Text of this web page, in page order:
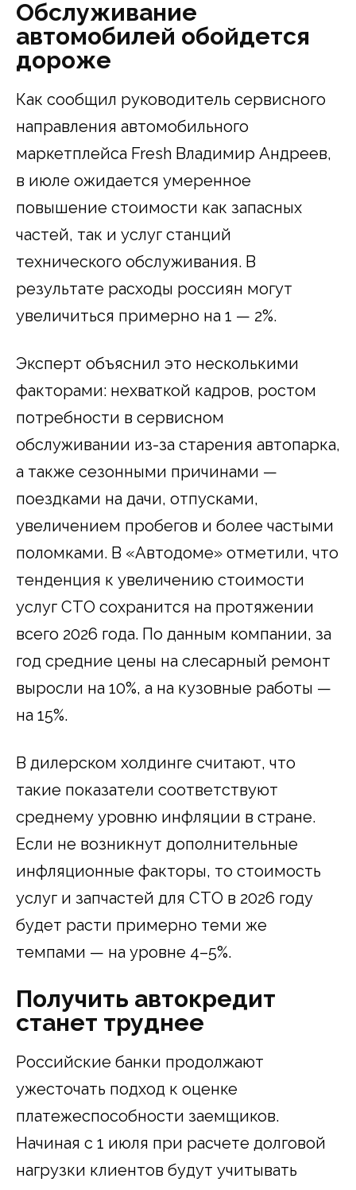
Обслуживание
автомобилей обойдется
дороже
Как сообщил руководитель сервисного
направления автомобильного
маркетплейса Fresh Владимир Андреев,
в июле ожидается умеренное
повышение стоимости как запасных
частей, так и услуг станций
технического обслуживания. В
результате расходы россиян могут
увеличиться примерно на 1 — 2%.
Эксперт объяснил это несколькими
факторами: нехваткой кадров, ростом
потребности в сервисном
обслуживании из-за старения автопарка,
а также сезонными причинами —
поездками на дачи, отпусками,
увеличением пробегов и более частыми
поломками. В «Автодоме» отметили, что
тенденция к увеличению стоимости
услуг СТО сохранится на протяжении
всего 2026 года. По данным компании, за
год средние цены на слесарный ремонт
выросли на 10%, а на кузовные работы —
на 15%.
В дилерском холдинге считают, что
такие показатели соответствуют
среднему уровню инфляции в стране.
Если не возникнут дополнительные
инфляционные факторы, то стоимость
услуг и запчастей для СТО в 2026 году
будет расти примерно теми же
темпами — на уровне 4–5%.
Получить автокредит
станет труднее
Российские банки продолжают
ужесточать подход к оценке
платежеспособности заемщиков.
Начиная с 1 июля при расчете долговой
нагрузки клиентов будут учитывать